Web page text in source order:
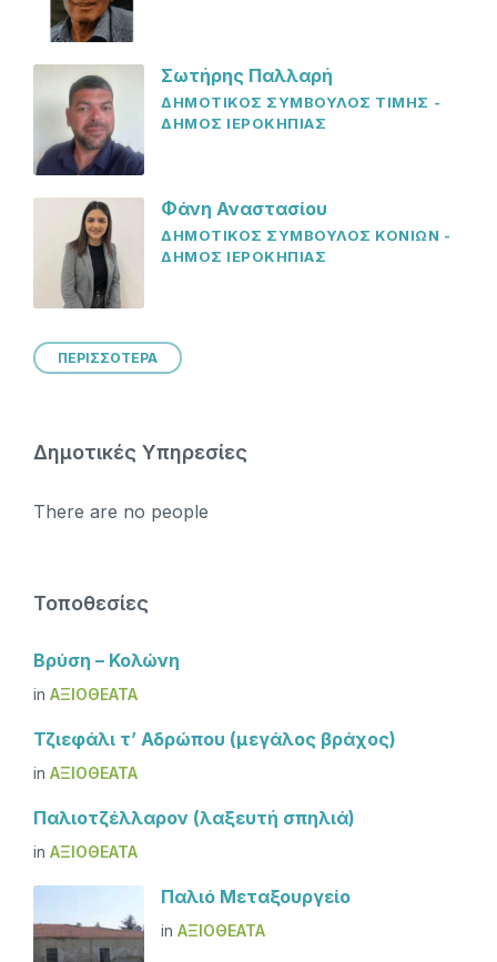
Σωτήρης Παλλαρή
ΔΗΜΟΤΙΚΟΣ ΣΥΜΒΟΥΛΟΣ ΤΙΜΗΣ -
ΔΗΜΟΣ ΙΕΡΟΚΗΠΙΑΣ
Φάνη Αναστασίου
ΔΗΜΟΤΙΚΟΣ ΣΥΜΒΟΥΛΟΣ ΚΟΝΙΩΝ -
ΔΗΜΟΣ ΙΕΡΟΚΗΠΙΑΣ
ΠΕΡΙΣΣΟΤΕΡΑ
Δημοτικές Υπηρεσίες
There are no people
Τοποθεσίες
Βρύση – Κολώνη
in ΑΞΙΟΘΈΑΤΑ
Τζιεφάλι τ’ Αδρώπου (μεγάλος βράχος)
in ΑΞΙΟΘΈΑΤΑ
Παλιοτζέλλαρον (λαξευτή σπηλιά)
in ΑΞΙΟΘΈΑΤΑ
Παλιό Μεταξουργείο
in ΑΞΙΟΘΈΑΤΑ